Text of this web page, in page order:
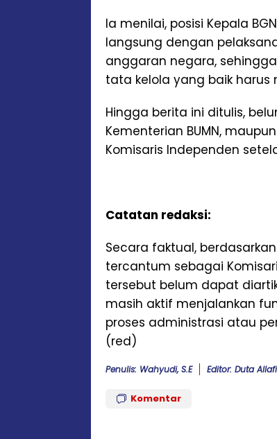
Ia menilai, posisi Kepala
langsung dengan
anggaran negara,
tata kelola yang baik harus
Hingga berita ini ditulis,
Kementerian BUMN,
Komisaris Independen
Catatan redaksi:
Secara faktual,
tercantum sebagai
tersebut belum dapat
masih aktif menjalankan
proses administrasi atau
(red)
Penulis: Wahyudi, S.e Editor: Duta
Komentar